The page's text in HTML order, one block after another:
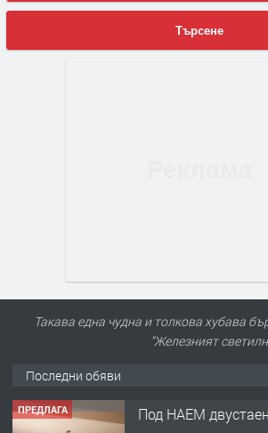
Търсене
Такава една чудна и толкова хубава
"Железният
Последни обяви
ПРЕДЛАГА Под НАЕМ